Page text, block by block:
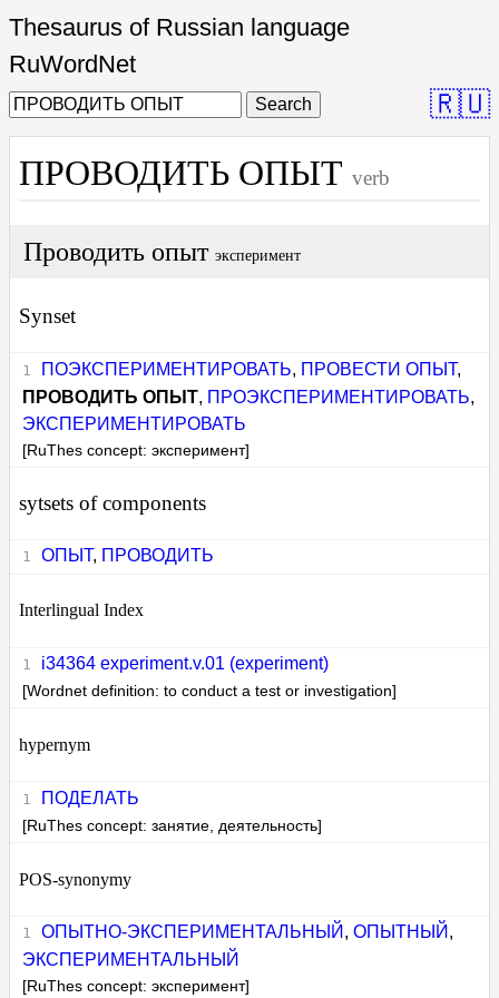
Thesaurus of Russian language
RuWordNet
Search 🇷🇺
ПРОВОДИТЬ ОПЫТ verb
Проводить опыт эксперимент
Synset
ПОЭКСПЕРИМЕНТИРОВАТЬ, ПРОВЕСТИ ОПЫТ,
ПРОВОДИТЬ ОПЫТ, ПРОЭКСПЕРИМЕНТИРОВАТЬ,
ЭКСПЕРИМЕНТИРОВАТЬ
[RuThes concept: эксперимент]
sytsets of components
ОПЫТ, ПРОВОДИТЬ
Interlingual Index
i34364 experiment.v.01 (experiment)
[Wordnet definition: to conduct a test or investigation]
hypernym
ПОДЕЛАТЬ
[RuThes concept: занятие, деятельность]
POS-synonymy
ОПЫТНО-ЭКСПЕРИМЕНТАЛЬНЫЙ , ОПЫТНЫЙ ,
ЭКСПЕРИМЕНТАЛЬНЫЙ
[RuThes concept: эксперимент]